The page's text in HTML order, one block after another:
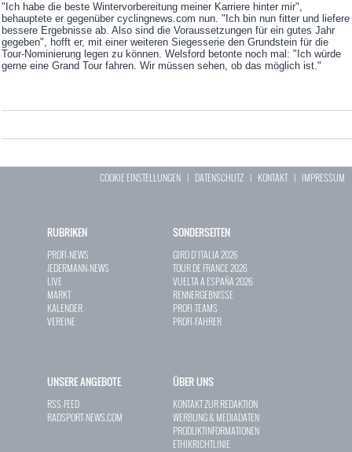
"Ich habe die beste Wintervorbereitung meiner Karriere hinter mir",
behauptete er gegenüber cyclingnews.com nun. "Ich bin nun fitter und liefere
bessere Ergebnisse ab. Also sind die Voraussetzungen für ein gutes Jahr
gegeben", hofft er, mit einer weiteren Siegesserie den Grundstein für die
Tour-Nominierung legen zu können. Welsford betonte noch mal: "Ich würde
gerne eine Grand Tour fahren. Wir müssen sehen, ob das möglich ist."
COOKIE EINSTELLUNGEN | DATENSCHUTZ | KONTAKT| IMPRESSUM
RUBRIKEN
PROFI-NEWS
JEDERMANN-NEWS
LIVE
MARKT
KALENDER
VEREINE
SONDERSEITEN
GIRO D`ITALIA 2026
TOUR DE FRANCE 2026
VUELTA A ESPAÑA 2026
RENNERGEBNISSE
PROFI-TEAMS
PROFI-FAHRER
UNSERE ANGEBOTE
RSS-FEED
RADSPORT-NEWS.COM
ÜBER UNS
KONTAKT ZUR REDAKTION
WERBUNG & MEDIADATEN
PRODUKTINFORMATIONEN
ETHIKRICHTLINIE